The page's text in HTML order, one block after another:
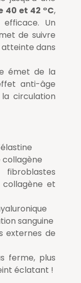
et 42 °C,
Un
de suivre
dans
émet de la
anti-âge
circulation
collagène
et
sanguine
externes de
ferme, plus
éclatant !